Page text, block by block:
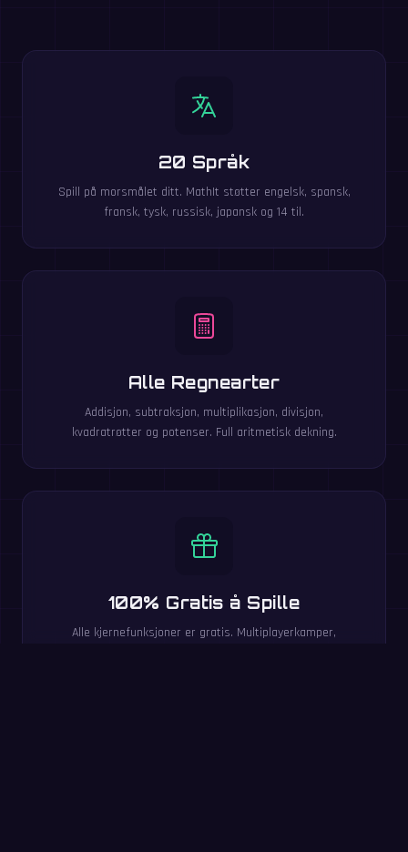
20 Språk
Spill på morsmålet ditt. MathIt støtter engelsk, spansk,
fransk, tysk, russisk, japansk og 14 til.
Alle Regnearter
Addisjon, subtraksjon, multiplikasjon, divisjon,
kvadratrøtter og potenser. Full aritmetisk dekning.
100% Gratis å Spille
Alle kjernefunksjoner er gratis. Multiplayerkamper,